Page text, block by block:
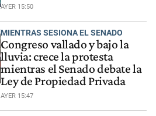
AYER 15:50
MIENTRAS SESIONA EL SENADO
Congreso vallado y bajo la
lluvia: crece la protesta
mientras el Senado debate la
Ley de Propiedad Privada
AYER 15:47